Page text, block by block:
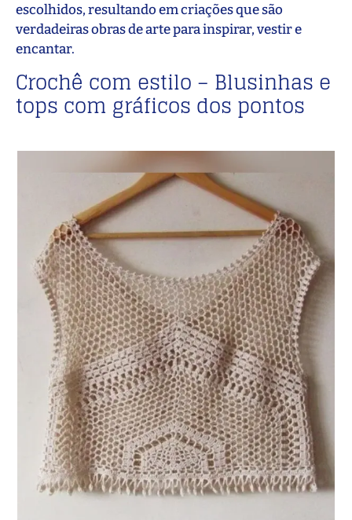
escolhidos, resultando em criações que são
verdadeiras obras de arte para inspirar, vestir e
encantar.
Crochê com estilo – Blusinhas e
tops com gráficos dos pontos